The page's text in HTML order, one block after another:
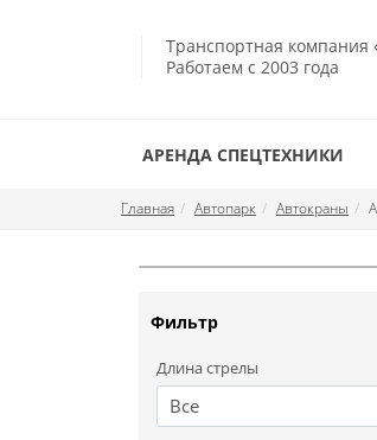
Транспортная компания
Работаем с 2003 года
АРЕНДА СПЕЦТЕХНИКИ
Главная Автопарк Автокраны
Фильтр
Длина стрелы
Все